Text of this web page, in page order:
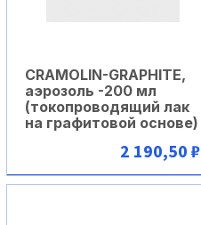
В корзину
CRAMOLIN-GRAPHITE,
аэрозоль -200 мл
(токопроводящий лак
на графитовой основе)
2 190,50 ₽